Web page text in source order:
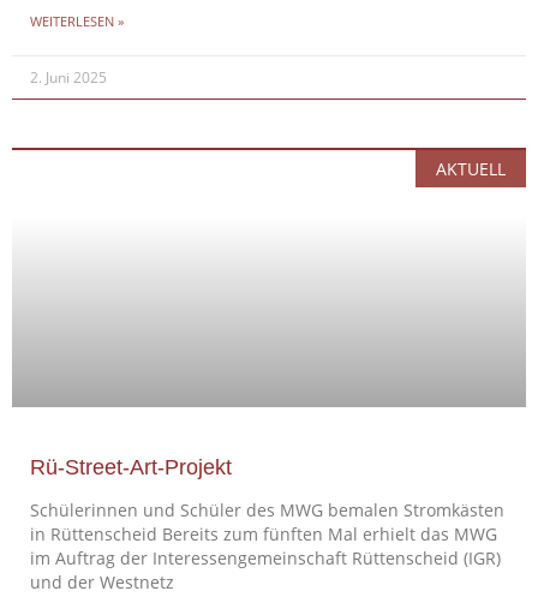
WEITERLESEN »
2. Juni 2025
AKTUELL
Rü-Street-Art-Projekt
Schülerinnen und Schüler des MWG bemalen Stromkästen
in Rüttenscheid Bereits zum fünften Mal erhielt das MWG
im Auftrag der Interessengemeinschaft Rüttenscheid (IGR)
und der Westnetz